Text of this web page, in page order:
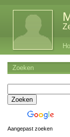
Zoeken
Aangepast zoeken